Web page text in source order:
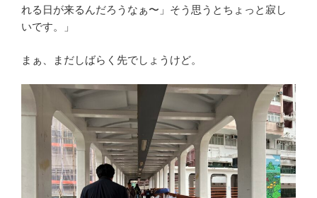
れる日が来るんだろうなぁ〜」そう思うとちょっと寂し
いです。」
まぁ、まだしばらく先でしょうけど。